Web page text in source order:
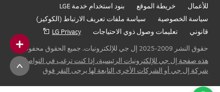
للأعمال خريطة الموقع
بنود استخدام خدمة LGE
سياسة الخصوصية
سياسة ملفات تعريف الارتباط (الكوكيز)
قانوني
تعليمات وصول ذوي الاحتياجات
LG Privacy
حقوق النشر 2009-2025 إل جي للإلكترونيات. جميع الحقوق محفوظة
هذه صفحة إل جي للإلكترونيات الرئيسية، إذا كنت ترغب في التواصل مع
شركة إل جي أو الشركات الأخرى التابعة لها يرجى النقر فوق